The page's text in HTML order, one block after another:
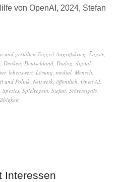
von OpenAI, 2024, Stefan
und gestalten Tagged Angriffskrieg, Ängste,
, Denken, Deutschland, Dialog, digital,
, lebenswert, Lösung, medial, Mensch,
und Politik, Netzwerk, öffentlich, Open AI,
, Spezies, Spielregeln, Stefan, Störereignis,
Interessen